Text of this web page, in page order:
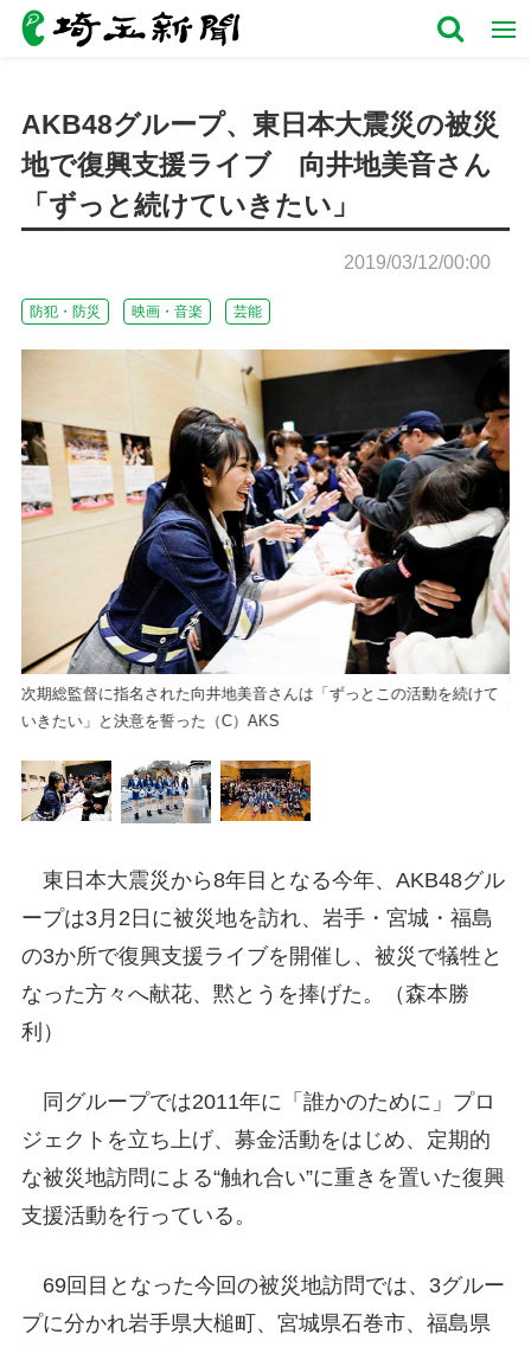
AKB48グループ、東日本大震災の被災
地で復興支援ライブ 向井地美音さん
「ずっと続けていきたい」
2019/03/12/00:00
防犯・防災 映画・音楽 芸能
次期総監督に指名された向井地美音さんは「ずっとこの活動を続けて
いきたい」と決意を誓った（C）AKS
東日本大震災から8年目となる今年、AKB48グル
ープは3月2日に被災地を訪れ、岩手・宮城・福島
の3か所で復興支援ライブを開催し、被災で犠牲と
なった方々へ献花、黙とうを捧げた。（森本勝
利）
同グループでは2011年に「誰かのために」プロ
ジェクトを立ち上げ、募金活動をはじめ、定期的
な被災地訪問による“触れ合い”に重きを置いた復興
支援活動を行っている。
69回目となった今回の被災地訪問では、3グルー
プに分かれ岩手県大槌町、宮城県石巻市、福島県